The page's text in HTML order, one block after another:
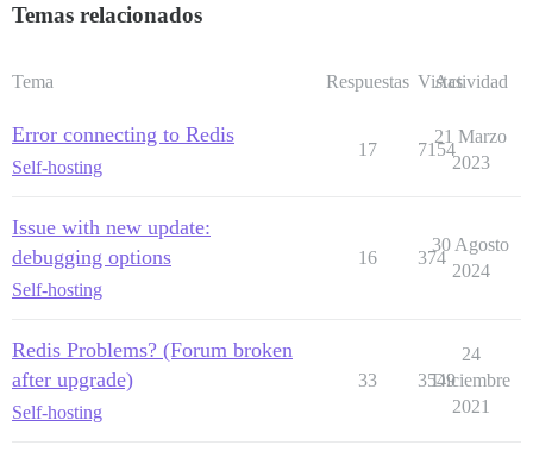
Temas relacionados
Tema Respuestas Vistas
Actividad
Error connecting to Redis
Self-hosting
17 7154
21 Marzo
2023
Issue with new update:
debugging options
Self-hosting
16 374
30 Agosto
2024
Redis Problems? (Forum broken
after upgrade)
Self-hosting
33 3549
24
Diciembre
2021